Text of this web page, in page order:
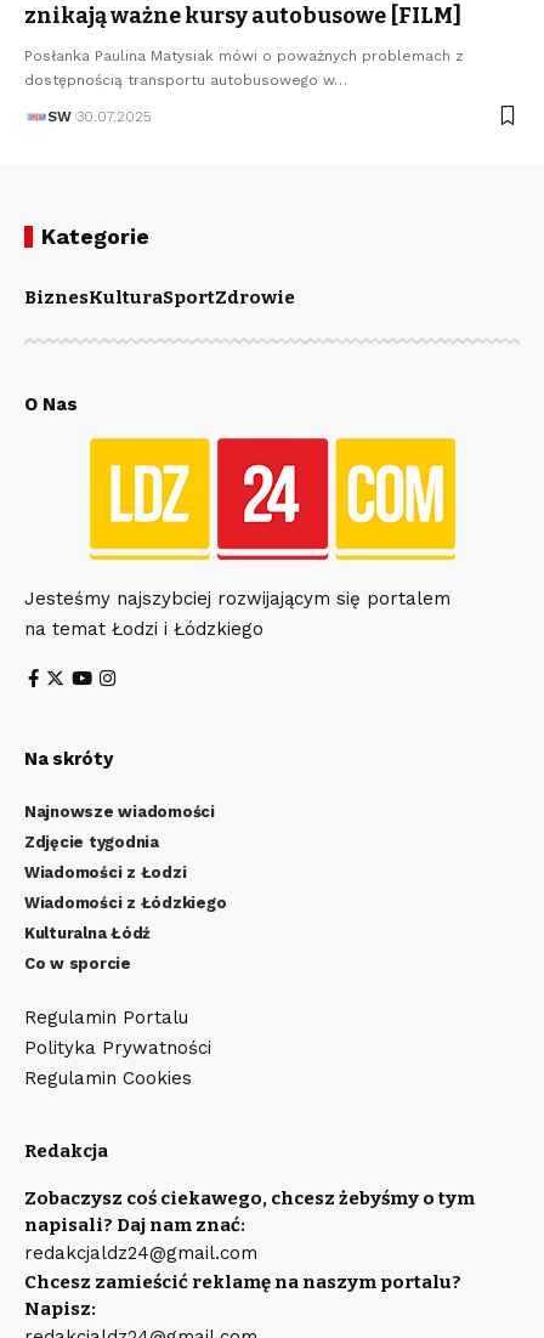
znikają ważne kursy autobusowe [FILM]
Posłanka Paulina Matysiak mówi o poważnych problemach z
dostępnością transportu autobusowego w…
SW 30.07.2025
Kategorie
BiznesKulturaSportZdrowie
O Nas
Jesteśmy najszybciej rozwijającym się portalem
na temat Łodzi i Łódzkiego
Na skróty
Najnowsze wiadomości
Zdjęcie tygodnia
Wiadomości z Łodzi
Wiadomości z Łódzkiego
Kulturalna Łódź
Co w sporcie
Regulamin Portalu
Polityka Prywatności
Regulamin Cookies
Redakcja
Zobaczysz coś ciekawego, chcesz żebyśmy o tym
napisali? Daj nam znać:
redakcjaldz24@gmail.com
Chcesz zamieścić reklamę na naszym portalu?
Napisz: